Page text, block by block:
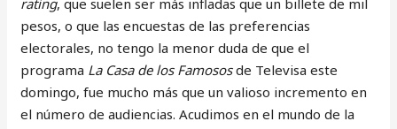
pesos, o que las encuestas de las preferencias
electorales, no tengo la menor duda de que el
programa La Casa de los Famososde Televisa este
domingo, fue mucho más que un valioso incremento en
el número de audiencias. Acudimos en el mundo de la